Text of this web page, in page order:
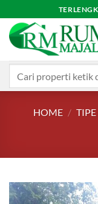
to
content
HOME / TIPE